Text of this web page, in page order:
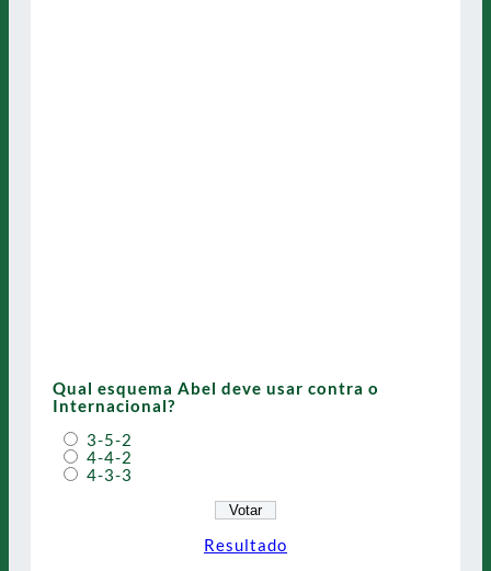
Qual esquema Abel deve usar contra o
Internacional?
3-5-2
4-4-2
4-3-3
Resultado